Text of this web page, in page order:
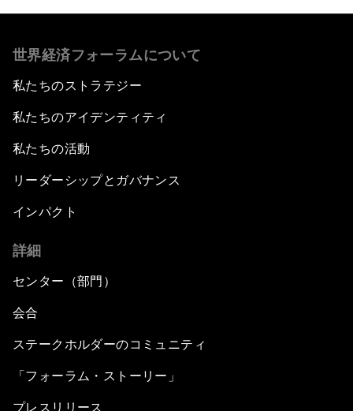
世界経済フォーラムについて
私たちのストラテジー
私たちのアイデンティティ
私たちの活動
リーダーシップとガバナンス
インパクト
詳細
センター（部門）
会合
ステークホルダーのコミュニティ
「フォーラム・ストーリー」
プレスリリース